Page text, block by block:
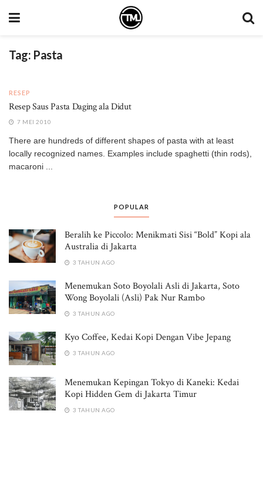
Tag: Pasta
RESEP
Resep Saus Pasta Daging ala Didut
7 MEI 2010
There are hundreds of different shapes of pasta with at least
locally recognized names. Examples include spaghetti (thin rods),
macaroni ...
POPULAR
Beralih ke Piccolo: Menikmati Sisi “Bold” Kopi ala
Australia di Jakarta
3 TAHUN AGO
Menemukan Soto Boyolali Asli di Jakarta, Soto
Wong Boyolali (Asli) Pak Nur Rambo
3 TAHUN AGO
Kyo Coffee, Kedai Kopi Dengan Vibe Jepang
3 TAHUN AGO
Menemukan Kepingan Tokyo di Kaneki: Kedai
Kopi Hidden Gem di Jakarta Timur
3 TAHUN AGO